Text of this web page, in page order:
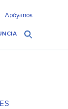
Apóyanos